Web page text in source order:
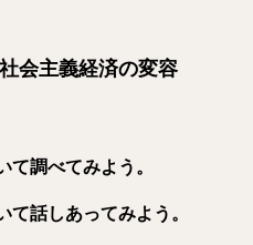
会主義経済の変容
て調べてみよう。
て話しあってみよう。